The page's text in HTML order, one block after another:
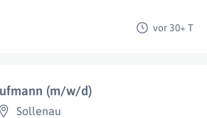
vor 30+ T
(m/w/d)
Sollenau